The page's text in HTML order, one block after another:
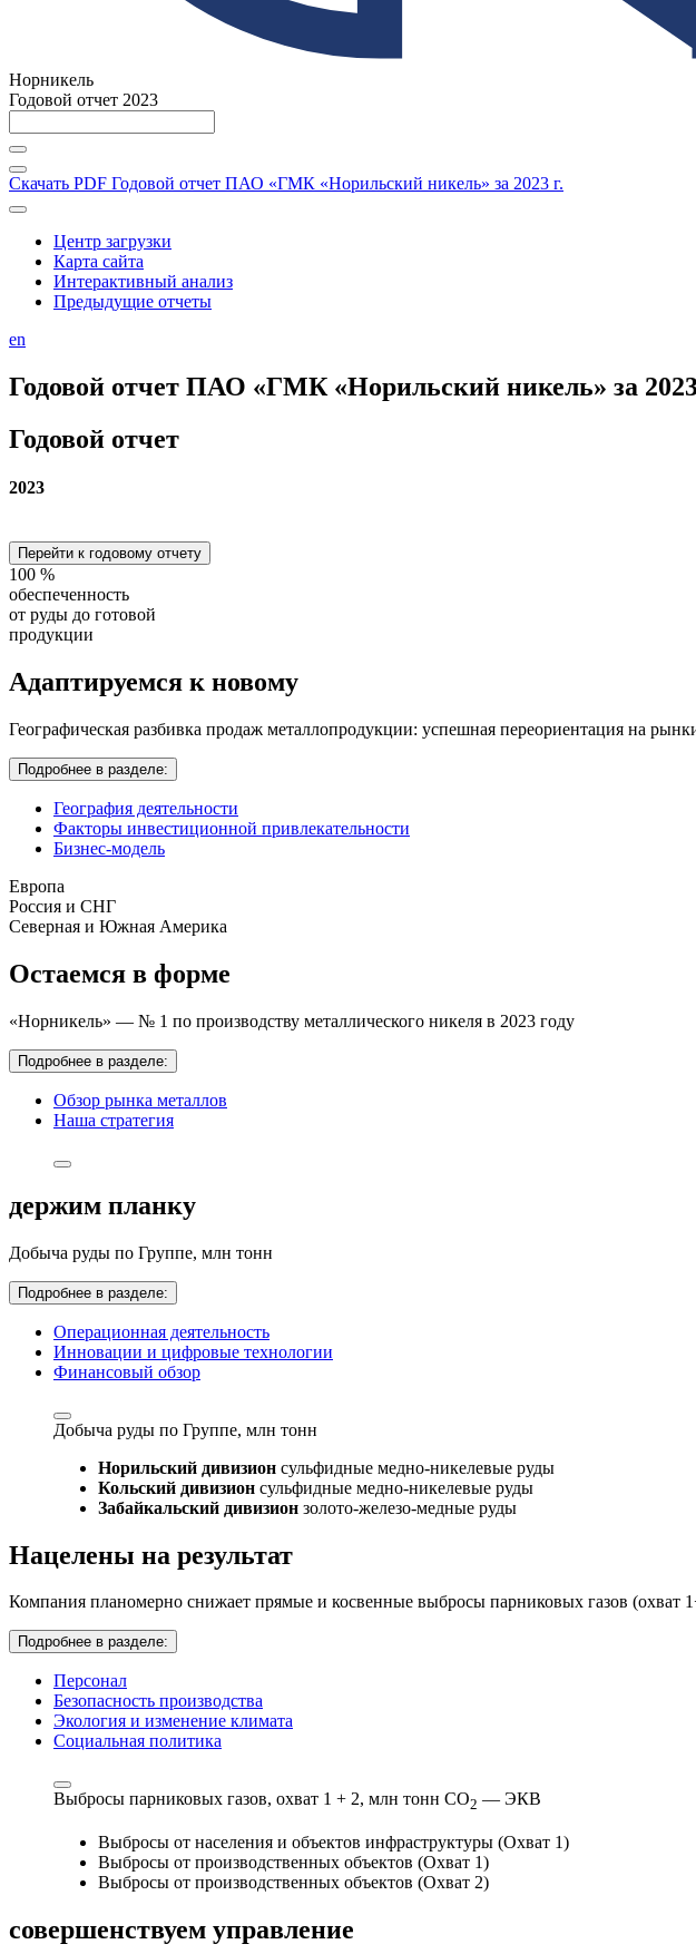
Норникель
Годовой отчет 2023
Скачать PDF Годовой отчет ПАО «ГМК «Норильский никель» за 2023 г.
Центр загрузки
Карта сайта
Интерактивный анализ
Предыдущие отчеты
en
Годовой отчет ПАО «ГМК «Норильский никель» за 2023
Годовой отчет
2023
Перейти к годовому отчету
100 %
обеспеченность
от руды до готовой
продукции
Адаптируемся к новому
Географическая разбивка продаж металлопродукции: успешная переориентация на
Подробнее в разделе:
География деятельности
Факторы инвестиционной привлекательности
Бизнес-модель
Европа
Россия и СНГ
Северная и Южная Америка
Остаемся в форме
«Норникель» — № 1 по производству металлического никеля в 2023 году
Подробнее в разделе:
Обзор рынка металлов
Наша стратегия
держим планку
Добыча руды по Группе, млн тонн
Подробнее в разделе:
Операционная деятельность
Инновации и цифровые технологии
Финансовый обзор
Добыча руды по Группе, млн тонн
Норильский дивизион сульфидные медно-никелевые руды
Кольский дивизион сульфидные медно-никелевые руды
Забайкальский дивизион золото-железо-медные руды
Нацелены на результат
Компания планомерно снижает прямые и косвенные выбросы парниковых газов (охват
Подробнее в разделе:
Персонал
Безопасность производства
Экология и изменение климата
Социальная политика
Выбросы парниковых газов, охват 1 + 2, млн тонн СО2 — ЭКВ
Выбросы от населения и объектов инфраструктуры (Охват 1)
Выбросы от производственных объектов (Охват 1)
Выбросы от производственных объектов (Охват 2)
совершенствуем управление